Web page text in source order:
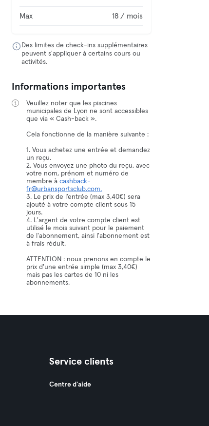
Max 18 / mois
Des limites de check-ins supplémentaires
peuvent s'appliquer à certains cours ou
activités.
Informations importantes
Veuillez noter que les piscines
municipales de Lyon ne sont accessibles
que via « Cash-back ».
Cela fonctionne de la manière suivante :
1. Vous achetez une entrée et demandez
un reçu.
2. Vous envoyez une photo du reçu, avec
votre nom, prénom et numéro de
membre àcashback-
fr@urbansportsclub.com.
3. Le prix de l’entrée (max 3,40€) sera
ajouté à votre compte client sous 15
jours.
4. L'argent de votre compte client est
utilisé le mois suivant pour le paiement
de l'abonnement, ainsi l'abonnement est
à frais réduit.
ATTENTION : nous prenons en compte le
prix d'une entrée simple (max 3,40€)
mais pas les cartes de 10 ni les
abonnements.
Service clients
Centre d'aide